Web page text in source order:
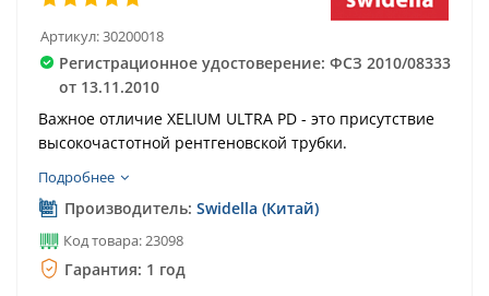
Артикул:30200018
Регистрационное удостоверение: ФСЗ 2010/08333
от 13.11.2010
Важное отличие XELIUM ULTRA PD - это присутствие
высокочастотной рентгеновской трубки.
Подробнее
Производитель: Swidella (Китай)
Код товара: 23098
Гарантия: 1 год